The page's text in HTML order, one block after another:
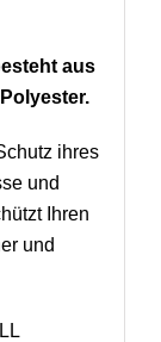
aus
ihres
und
Ihren
und